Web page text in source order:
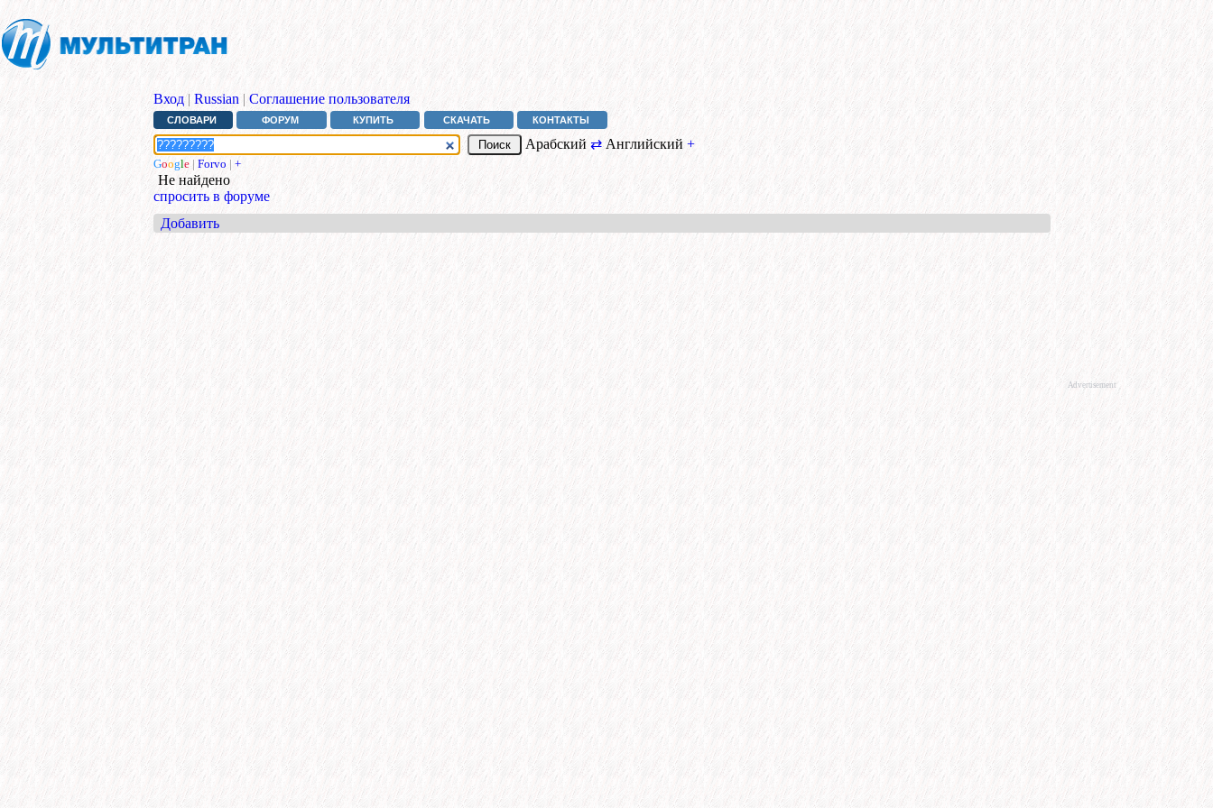
Вход | Russian | Соглашение пользователя
СЛОВАРИ ФОРУМ КУПИТЬ СКАЧАТЬ КОНТАКТЫ
Арабский ⇄Английский +
Google | Forvo | +
Не найдено
спросить в форуме
Добавить
Advertisement